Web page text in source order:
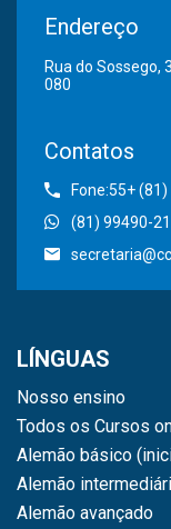
Endereço
Rua do Sossego,
080
Contatos
Fone:55+
(81) 99490-
LÍNGUAS
Nosso ensino
Todos os Cursos
Alemão básico
Alemão
Alemão avançado